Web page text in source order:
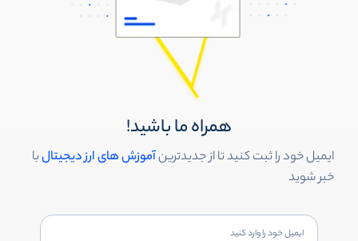
همراه ما باشید!
ایمیل خود را ثبت کنید تا از جدیدترینآموزش های ارز دیجیتالبا
خبر شوید